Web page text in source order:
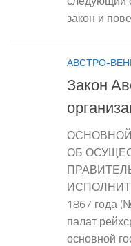
закон и
АВСТРО-
Закон
ОБ
1867 года
палат
основной